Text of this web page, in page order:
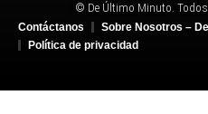
© De Último Minuto.
Contáctanos
Sobre Nosotros –
Política de privacidad